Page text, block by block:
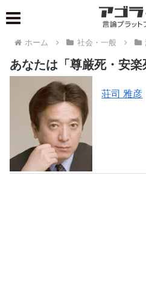
ホーム 社会・一般
あなたは「尊厳死・安
荘司 雅彦